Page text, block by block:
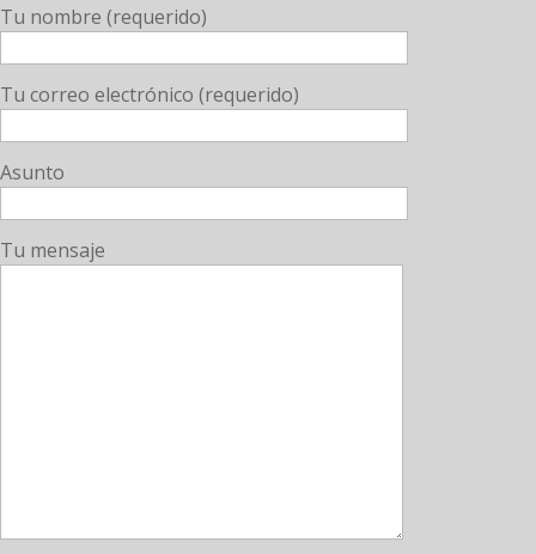
Tu nombre (requerido)
Tu correo electrónico (requerido)
Asunto
Tu mensaje